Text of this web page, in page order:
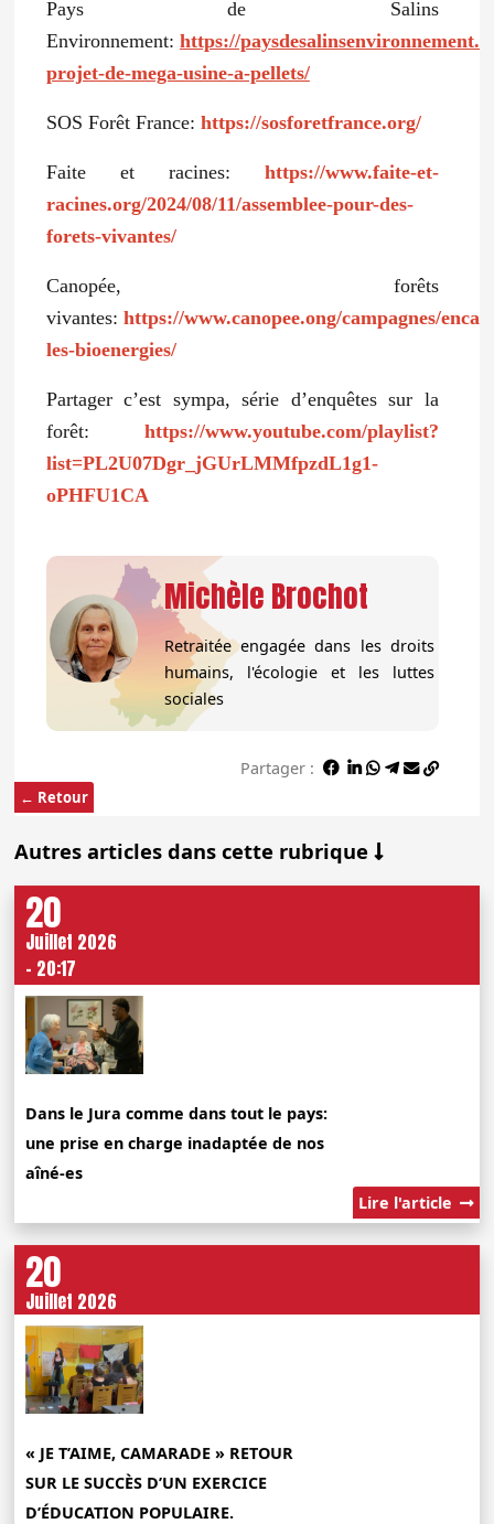
← Retour
Pays de Salins
Environnement: https://
projet-de-mega-usine-a-pellets/
SOS Forêt France: https://sosforetfrance.org/
Faite et racines: https://www.faite-et-
racines.org/2024/08/11/assemblee-pour-des-
forets-vivantes/
Canopée, forêts
vivantes: https://www.canopee.ong/campagnes/
les-bioenergies/
Partager c’est sympa, série d’enquêtes sur la
forêt: https://www.youtube.com/playlist?
list=PL2U07Dgr_jGUrLMMfpzdL1g1-
oPHFU1CA
Michèle Brochot
Retraitée engagée dans les droits
humains, l'écologie et les luttes
sociales
Partager :
Autres articles dans cette rubrique
20
Juillet 2026
- 20:17
Dans le Jura comme dans tout le pays:
une prise en charge inadaptée de nos
aîné-es
Lire l'article
20
Juillet 2026
« JE T’AIME, CAMARADE » RETOUR
SUR LE SUCCÈS D’UN EXERCICE
D’ÉDUCATION POPULAIRE.